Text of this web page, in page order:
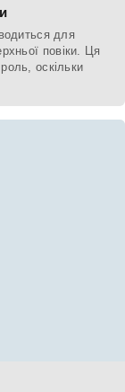
для
повіки. Ця
оскільки